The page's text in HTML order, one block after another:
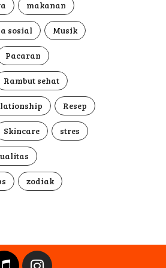
makanan
sosial Musik
Pacaran
Rambut sehat
Resep
Skincare stres
zodiak